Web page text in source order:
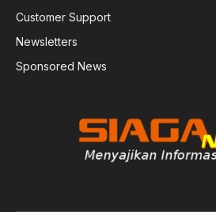
Customer Support
Newsletters
Sponsored News